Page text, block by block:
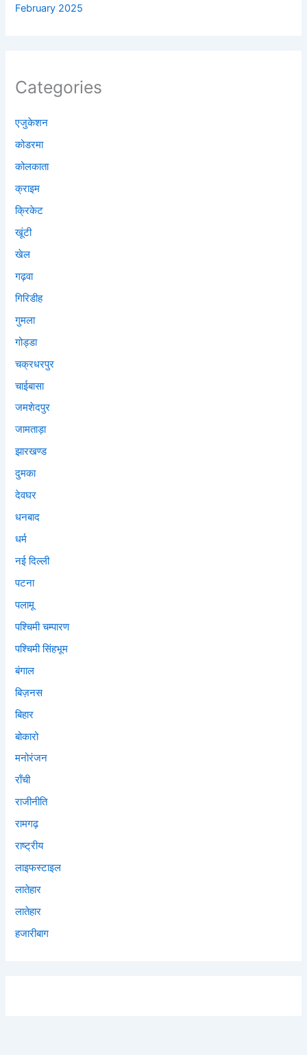
February 2025
Categories
एजुकेशन
कोडरमा
कोलकाता
क्राइम
क्रिकेट
खूंटी
खेल
गढ़वा
गिरिडीह
गुमला
गोड्डा
चक्रधरपुर
चाईबासा
जमशेदपुर
जामताड़ा
झारखण्ड
दुमका
देवघर
धनबाद
धर्म
नई दिल्ली
पटना
पलामू
पश्चिमी चम्पारण
पश्चिमी सिंहभूम
बंगाल
बिज़नस
बिहार
बोकारो
मनोरंजन
राँची
राजीनीति
रामगढ़
राष्ट्रीय
लाइफस्टाइल
लातेहार
लातेहार
हजारीबाग